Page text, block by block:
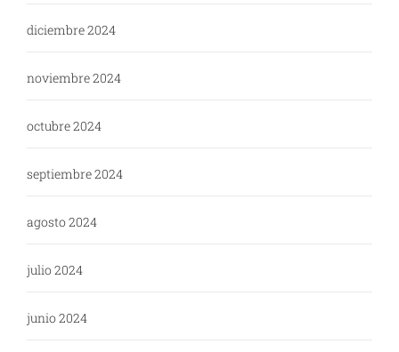
diciembre 2024
noviembre 2024
octubre 2024
septiembre 2024
agosto 2024
julio 2024
junio 2024